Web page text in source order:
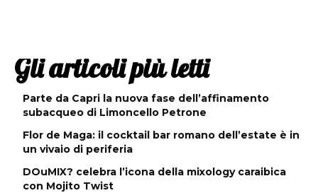
Gli articoli più letti
Parte da Capri la nuova fase dell’affinamento
subacqueo di Limoncello Petrone
Flor de Maga: il cocktail bar romano dell’estate è in
un vivaio di periferia
DOuMIX? celebra l’icona della mixology caraibica
con Mojito Twist